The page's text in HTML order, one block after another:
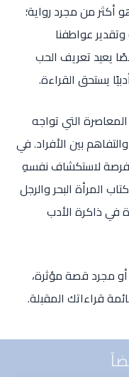
أكثر من مجرد رواية؛
عواطفنا
يعيد تعريف الحب
يستحق القراءة.
المعاصرة التي تواجه
بين الأفراد. في
فرصة لاستكشاف نفسهِ
المرأة البحر والرجل
في ذاكرة الأدب
مجرد قصة مؤثرة،
قراءاتك المقبلة.